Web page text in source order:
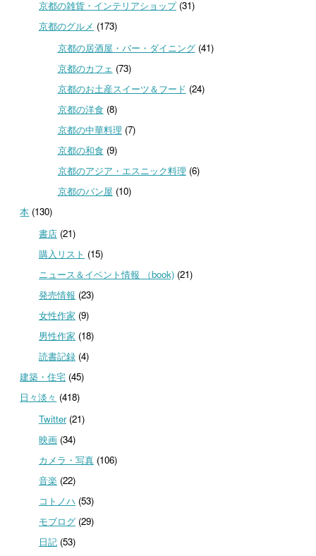
京都の雑貨・インテリアショップ(31)
京都のグルメ (173)
京都の居酒屋・バー・ダイニング(41)
京都のカフェ (73)
京都のお土産スイーツ＆フード (24)
京都の洋食 (8)
京都の中華料理 (7)
京都の和食 (9)
京都のアジア・エスニック料理 (6)
京都のパン屋 (10)
本 (130)
書店(21)
購入リスト (15)
ニュース＆イベント情報 （book)(21)
発売情報 (23)
女性作家 (9)
男性作家 (18)
読書記録(4)
建築・住宅 (45)
日々淡々 (418)
Twitter(21)
映画(34)
カメラ・写真(106)
音楽 (22)
コトノハ (53)
モブログ(29)
日記(53)